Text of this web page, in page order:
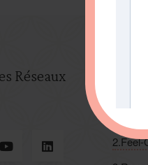
Réseaux
2.Feel-